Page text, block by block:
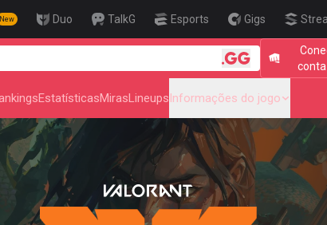
New Duo TalkG Esports Gigs
🎯 Level Up
EstatísticasMirasLineupsInformações do jogo